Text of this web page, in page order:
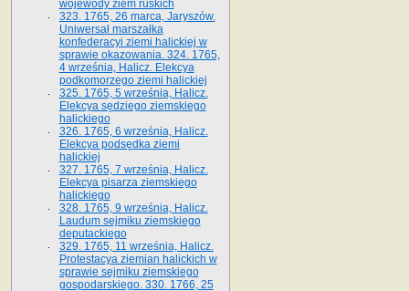
wojewody ziem ruskich
323. 1765, 26 marca, Jaryszów.
Uniwersał marszałka
konfederacyi ziemi halickiej w
sprawie okazowania. 324. 1765,
4 września, Halicz. Elekcya
podkomorzego ziemi halickiej
325. 1765, 5 września, Halicz.
Elekcya sędziego ziemskiego
halickiego
326. 1765, 6 września, Halicz.
Elekcya podsędka ziemi
halickiej
327. 1765, 7 września, Halicz.
Elekcya pisarza ziemskiego
halickiego
328. 1765, 9 września, Halicz.
Laudum sejmiku ziemskiego
deputackiego
329. 1765, 11 września, Halicz.
Protestacya ziemian halickich w
sprawie sejmiku ziemskiego
gospodarskiego. 330. 1766, 25